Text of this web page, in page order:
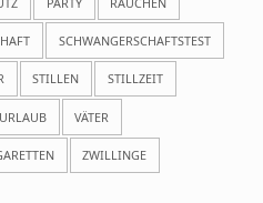
SCHWANGERSCHAFTSTEST
STILLEN STILLZEIT
URLAUB VÄTER
ZWILLINGE